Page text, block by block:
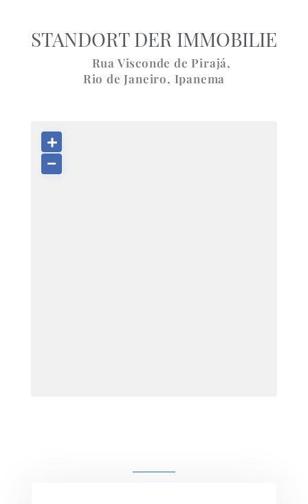
STANDORT DER IMMOBILIE
Rua Visconde de Pirajá,
Rio de Janeiro, Ipanema